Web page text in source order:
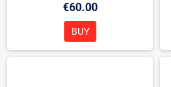
€60.00
BUY